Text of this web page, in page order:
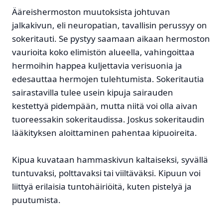
Ääreishermoston muutoksista johtuvan
jalkakivun, eli neuropatian, tavallisin perussyy on
sokeritauti. Se pystyy saamaan aikaan hermoston
vaurioita koko elimistön alueella, vahingoittaa
hermoihin happea kuljettavia verisuonia ja
edesauttaa hermojen tulehtumista. Sokeritautia
sairastavilla tulee usein kipuja sairauden
kestettyä pidempään, mutta niitä voi olla aivan
tuoreessakin sokeritaudissa. Joskus sokeritaudin
lääkityksen aloittaminen pahentaa kipuoireita.
Kipua kuvataan hammaskivun kaltaiseksi, syvällä
tuntuvaksi, polttavaksi tai viiltäväksi. Kipuun voi
liittyä erilaisia tuntohäiriöitä, kuten pistelyä ja
puutumista.